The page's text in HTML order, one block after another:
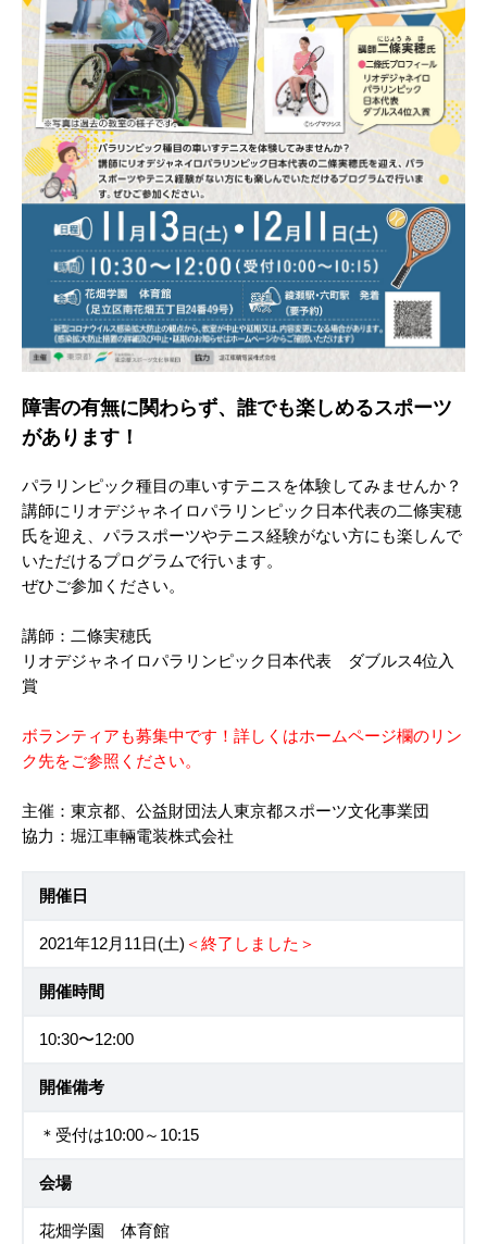
障害の有無に関わらず、誰でも楽しめるスポーツ
があります！
パラリンピック種目の車いすテニスを体験してみませんか？
講師にリオデジャネイロパラリンピック日本代表の二條実穂
氏を迎え、パラスポーツやテニス経験がない方にも楽しんで
いただけるプログラムで行います。
ぜひご参加ください。
講師：二條実穂氏
リオデジャネイロパラリンピック日本代表 ダブルス4位入
賞
ボランティアも募集中です！詳しくはホームページ欄のリン
ク先をご参照ください。
主催：東京都、公益財団法人東京都スポーツ文化事業団
協力：堀江車輛電装株式会社
開催日
2021年12月11日(土) ＜終了しました＞
開催時間
10:30〜12:00
開催備考
＊受付は10:00～10:15
会場
花畑学園 体育館